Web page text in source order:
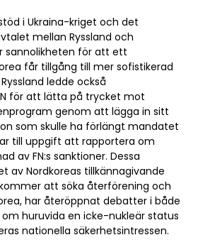
i Ukraina-kriget och det
mellan Ryssland och
sannolikheten för att ett
får tillgång till mer sofistikerad
ledde också
för att lätta på trycket mot
genom att lägga in sitt
som skulle ha förlängt mandatet
till uppgift att rapportera om
av FN:s sanktioner. Dessa
av Nordkoreas tillkännagivande
att söka återförening och
har återöppnat debatter i både
huruvida en icke-nukleär status
nationella säkerhetsintressen.